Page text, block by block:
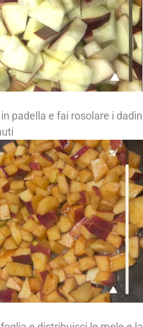
padella e fai rosolare i